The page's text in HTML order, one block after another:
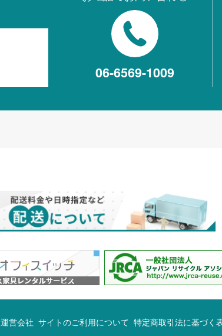
06-6569-1009
運営会社 サイトのご利用について 特定商取引法に基づく